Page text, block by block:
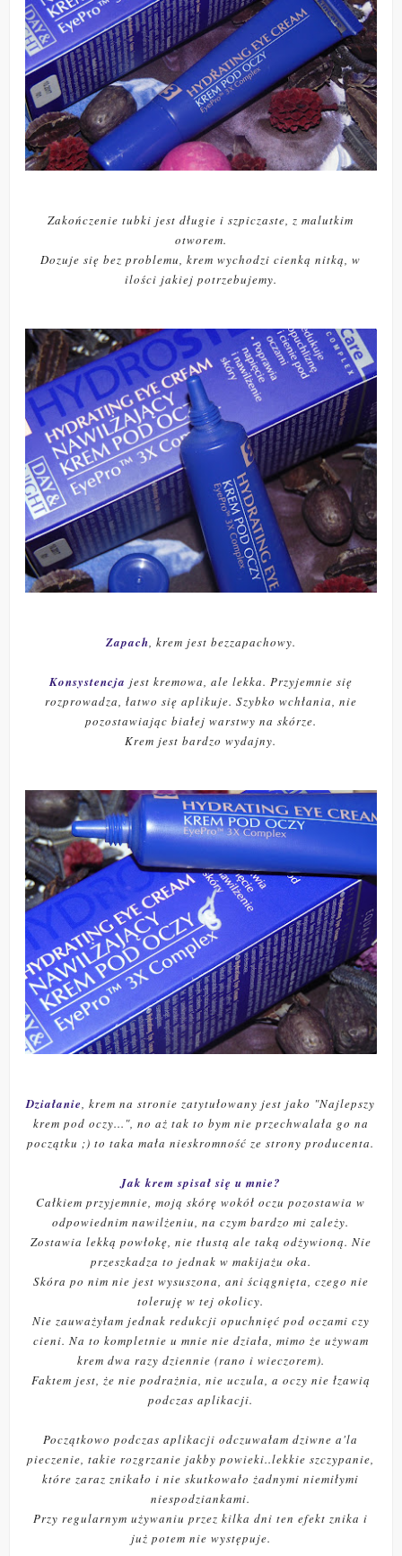
Zakończenie tubki jest długie i szpiczaste, z malutkim
otworem.
Dozuje się bez problemu, krem wychodzi cienką nitką, w
ilości jakiej potrzebujemy.
Zapach, krem jest bezzapachowy.
Konsystencja jest kremowa, ale lekka. Przyjemnie się
rozprowadza, łatwo się aplikuje. Szybko wchłania, nie
pozostawiając białej warstwy na skórze.
Krem jest bardzo wydajny.
Działanie, krem na stronie zatytułowany jest jako "Najlepszy
krem pod oczy...", no aż tak to bym nie przechwalała go na
początku ;) to taka mała nieskromność ze strony producenta.
Jak krem spisał się u mnie?
Całkiem przyjemnie, moją skórę wokół oczu pozostawia w
odpowiednim nawilżeniu, na czym bardzo mi zależy.
Zostawia lekką powłokę, nie tłustą ale taką odżywioną. Nie
przeszkadza to jednak w makijażu oka.
Skóra po nim nie jest wysuszona, ani ściągnięta, czego nie
toleruję w tej okolicy.
Nie zauważyłam jednak redukcji opuchnięć pod oczami czy
cieni. Na to kompletnie u mnie nie działa, mimo że używam
krem dwa razy dziennie (rano i wieczorem).
Faktem jest, że nie podrażnia, nie uczula, a oczy nie łzawią
podczas aplikacji.
Początkowo podczas aplikacji odczuwałam dziwne a'la
pieczenie, takie rozgrzanie jakby powieki..lekkie szczypanie,
które zaraz znikało i nie skutkowało żadnymi niemiłymi
niespodziankami.
Przy regularnym używaniu przez kilka dni ten efekt znika i
już potem nie występuje.